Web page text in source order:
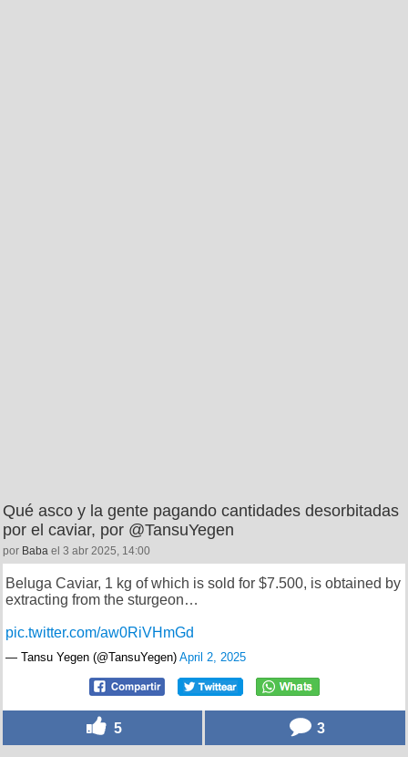
Qué asco y la gente pagando cantidades desorbitadas
por el caviar, por @TansuYegen
por Baba el 3 abr 2025, 14:00
Beluga Caviar, 1 kg of which is sold for $7.500, is obtained by
extracting from the sturgeon…
pic.twitter.com/aw0RiVHmGd
— Tansu Yegen (@TansuYegen) April 2, 2025
5 3